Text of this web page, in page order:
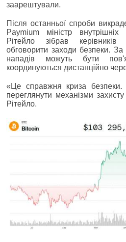
заарештували.
Після останньої спроби
Paymium міністр
Рітейло зібрав
обговорити заходи безпеки.
нападів можуть бути
координуються дистанційно
«Це справжня криза безпеки.
переглянути механізми
Рітейло.